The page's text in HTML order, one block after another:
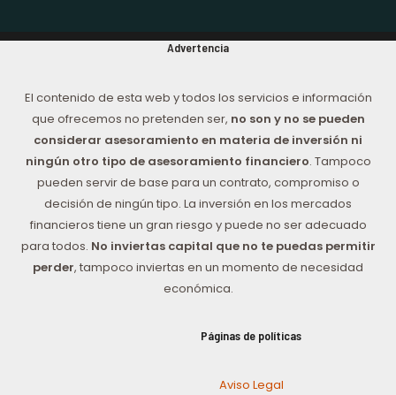
Advertencia
El contenido de esta web y todos los servicios e información
que ofrecemos no pretenden ser, no son y no se pueden
considerar asesoramiento en materia de inversión ni
ningún otro tipo de asesoramiento financiero. Tampoco
pueden servir de base para un contrato, compromiso o
decisión de ningún tipo. La inversión en los mercados
financieros tiene un gran riesgo y puede no ser adecuado
para todos. No inviertas capital que no te puedas permitir
perder, tampoco inviertas en un momento de necesidad
económica.
Páginas de políticas
Aviso Legal